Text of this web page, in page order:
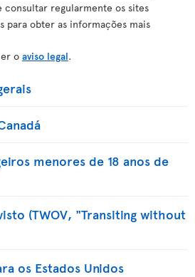
consultar regularmente os sites
para obter as informações mais
o aviso legal.
menores de 18 anos de
(TWOV, "Transiting without
os Estados Unidos